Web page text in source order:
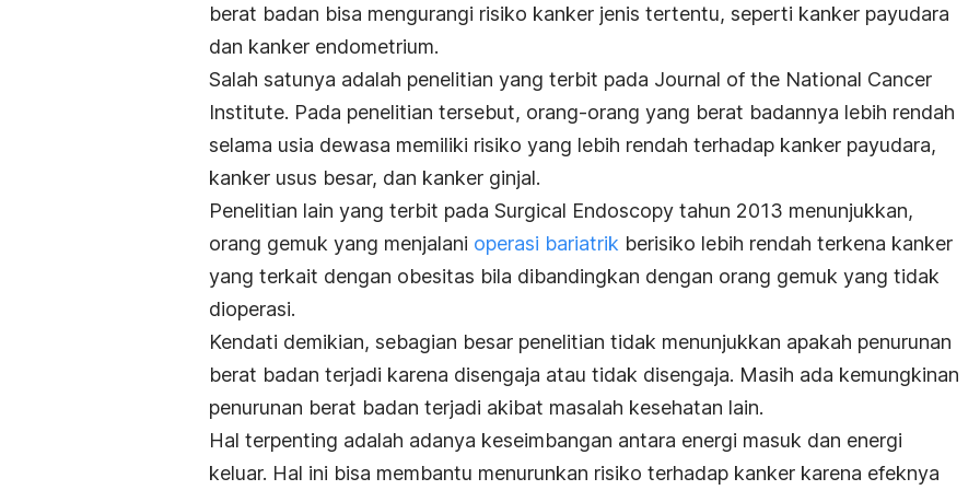
berat badan bisa mengurangi risiko kanker jenis tertentu, seperti kanker payudara
dan kanker endometrium.
Salah satunya adalah penelitian yang terbit pada Journal of the National Cancer
Institute. Pada penelitian tersebut, orang-orang yang berat badannya lebih rendah
selama usia dewasa memiliki risiko yang lebih rendah terhadap kanker payudara,
kanker usus besar, dan kanker ginjal.
Penelitian lain yang terbit pada Surgical Endoscopy tahun 2013 menunjukkan,
orang gemuk yang menjalani operasi bariatrik berisiko lebih rendah terkena kanker
yang terkait dengan obesitas bila dibandingkan dengan orang gemuk yang tidak
dioperasi.
Kendati demikian, sebagian besar penelitian tidak menunjukkan apakah penurunan
berat badan terjadi karena disengaja atau tidak disengaja. Masih ada kemungkinan
penurunan berat badan terjadi akibat masalah kesehatan lain.
Hal terpenting adalah adanya keseimbangan antara energi masuk dan energi
keluar. Hal ini bisa membantu menurunkan risiko terhadap kanker karena efeknya